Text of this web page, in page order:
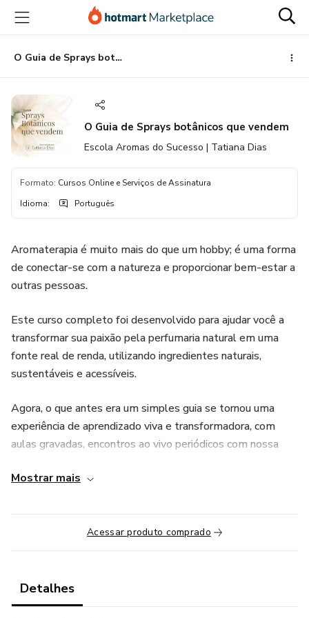
para
conteúdo
principal
para
pagamento
para
rodapé
O Guia de Sprays botânicos que vendem
O Guia de Sprays botânicos que vendem
Escola Aromas do Sucesso | Tatiana Dias
Formato: Cursos Online e Serviços de Assinatura
Idioma: Português
Aromaterapia é muito mais do que um hobby; é uma forma
de conectar-se com a natureza e proporcionar bem-estar a
outras pessoas.
Este curso completo foi desenvolvido para ajudar você a
transformar sua paixão pela perfumaria natural em uma
fonte real de renda, utilizando ingredientes naturais,
sustentáveis e acessíveis.
Agora, o que antes era um simples guia se tornou uma
experiência de aprendizado viva e transformadora, com
aulas gravadas, encontros ao vivo periódicos com nossa
atuam nas áreas da aromaterapia, perfumaria botânica e
Durante o curso, você aprenderá os fundamentos da
perfumaria botânica, explorando famílias aromáticas,
sprays de ambiente.
Mostrar mais
Acessar produto comprado
Detalhes